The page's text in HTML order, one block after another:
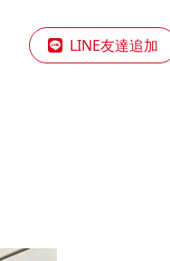
LINE友達追加